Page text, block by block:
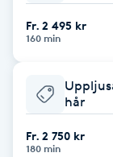
Blowout
Fr. 2 495 kr
160 min
hår
Fr. 2 750 kr
180 min